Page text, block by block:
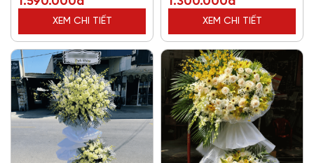
XEM CHI TIẾT XEM CHI TIẾT